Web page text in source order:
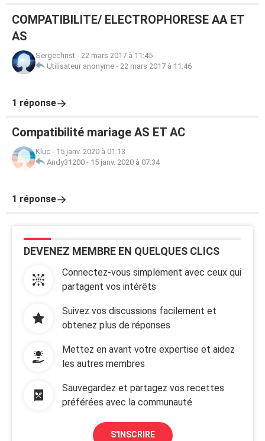
COMPATIBILITE/ ELECTROPHORESE AA ET
AS
Sergechrist - 22 mars 2017 à 11:45
Utilisateur anonyme - 22 mars 2017 à 11:46
1 réponse
Compatibilité mariage AS ET AC
Kluc - 15 janv. 2020 à 01:13
Andy31200 - 15 janv. 2020 à 07:34
1 réponse
DEVENEZ MEMBRE EN QUELQUES CLICS
Connectez-vous simplement avec ceux qui
partagent vos intérêts
Suivez vos discussions facilement et
obtenez plus de réponses
Mettez en avant votre expertise et aidez
les autres membres
Sauvegardez et partagez vos recettes
préférées avec la communauté
S'INSCRIRE